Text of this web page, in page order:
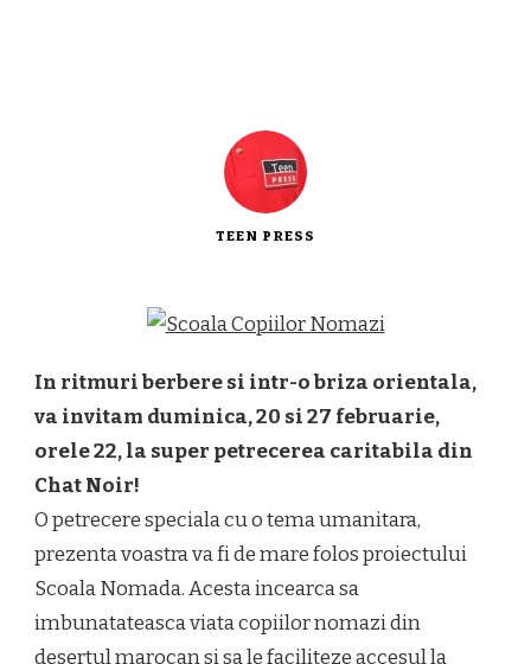
TEEN PRESS
In ritmuri berbere si intr-o briza orientala,
va invitam duminica, 20 si 27 februarie,
orele 22, la super petrecerea caritabila din
Chat Noir!
O petrecere speciala cu o tema umanitara,
prezenta voastra va fi de mare folos proiectului
Scoala Nomada. Acesta incearca sa
imbunatateasca viata copiilor nomazi din
desertul marocan si sa le faciliteze accesul la